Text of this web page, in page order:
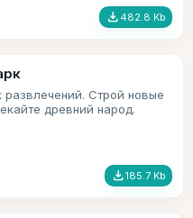
file_download 482.8 Kb
Строй новые
древний народ.
file_download185.7 Kb